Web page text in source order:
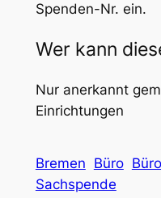
Spenden-Nr. ein.
Wer kann
Nur anerkannt
Einrichtungen
Bremen Büro
Sachspende